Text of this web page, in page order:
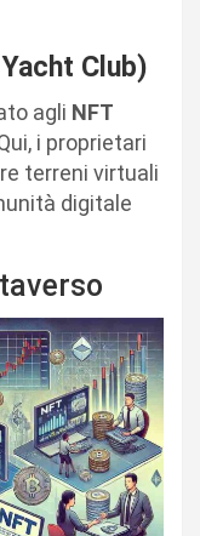
Club)
agli NFT
i proprietari
terreni virtuali
digitale